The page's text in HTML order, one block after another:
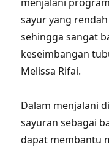
sayur yang
sehingga sangat
keseimbangan
Melissa Rifai.
Dalam menjalani
sayuran sebagai
dapat membantu